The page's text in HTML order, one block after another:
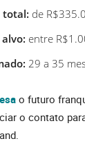
total: de
entre
29 a 35
a o futuro
o contato